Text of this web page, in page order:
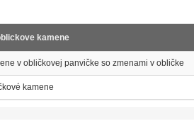
kamene
v obličkovej panvičke so zmenami v obličke
kamene